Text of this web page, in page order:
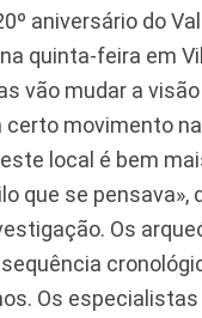
aniversário do
quinta-feira em
vão mudar a
certo movimento
local é bem
que se pensava»,
Os
Os